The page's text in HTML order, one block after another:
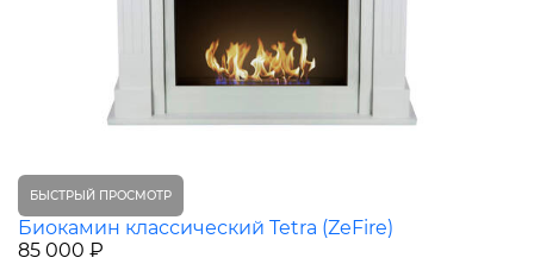
БЫСТРЫЙ ПРОСМОТР
Биокамин классический Tetra (ZeFire)
85 000 ₽